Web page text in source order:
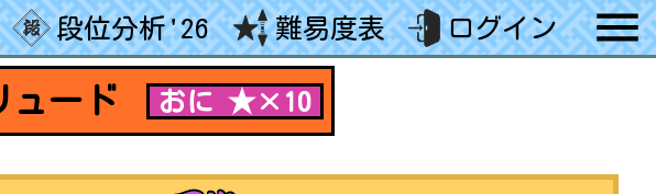
段位分析'26 難易度表 ログイン
ュード おに ★×10